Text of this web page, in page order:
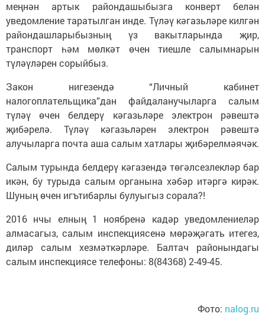
меңнән артык райондашыбызга конверт белән
уведомление таратылган инде. Түләү кәгазьләре килгән
райондашларыбызның үз вакытларында җир,
транспорт һәм мөлкәт өчен тиешле салымнарын
түләүләрен сорыйбыз.
Закон нигезендә “Личный кабинет
налогоплательщика”дан файдаланучыларга салым
түләү өчен белдерү кәгазьләре электрон рәвештә
җибәрелә. Түләү кәгазьләрен электрон рәвештә
алучыларга почта аша салым хатлары җибәрелмәячәк.
Салым турында белдерү кәгазендә төгәлсезлекләр бар
икән, бу турыда салым органына хәбәр итәргә кирәк.
Шуның өчен игътибарлы булуыгыз сорала?!
2016 нчы елның 1 ноябренә кадәр уведомлениеләр
алмасагыз, салым инспекциясенә мөрәҗәгать итегез,
диләр салым хезмәткәрләре. Балтач районындагы
салым инспекциясе телефоны: 8(84368) 2-49-45.
Фото: nalog.ru